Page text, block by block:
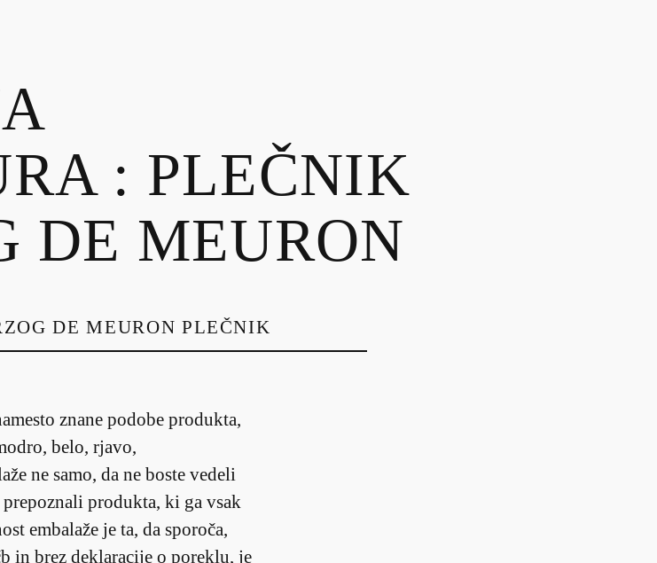
: PLEČNIK
DE MEURON
DE MEURON PLEČNIK
znane podobe produkta,
belo, rjavo,
ne samo, da ne boste vedeli
produkta, ki ga vsak
embalaže je ta, da sporoča,
in brez deklaracije o poreklu, je